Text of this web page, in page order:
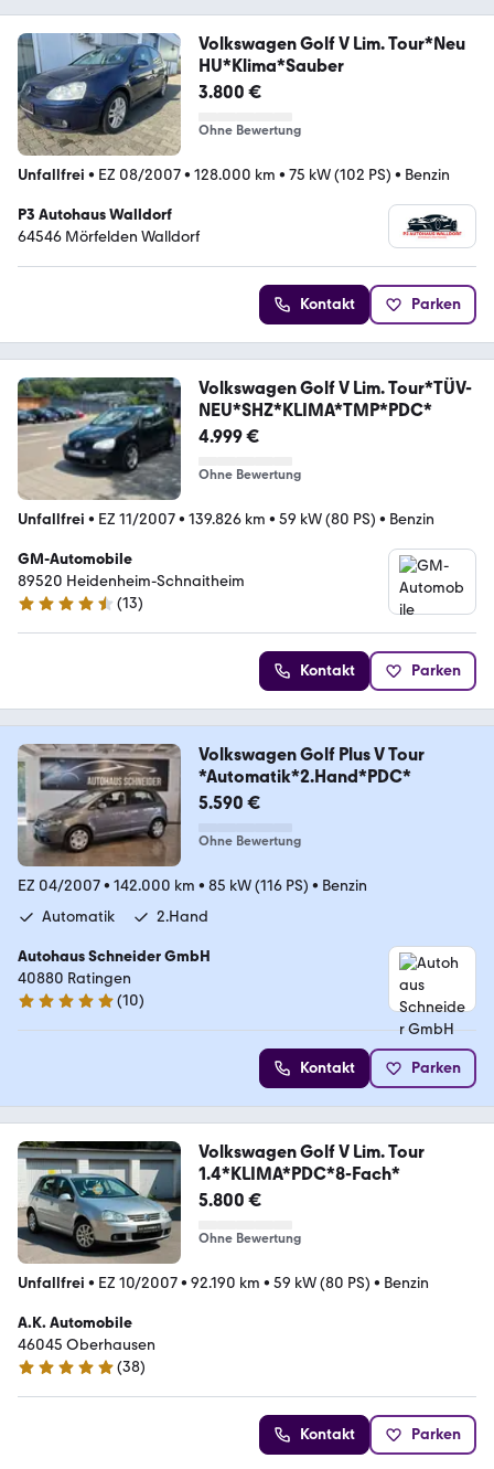
Volkswagen Golf V Lim. Tour*Neu
HU*Klima*Sauber
3.800 €
Ohne Bewertung
Unfallfrei • EZ 08/2007• 128.000 km • 75 kW (102 PS) • Benzin
P3 Autohaus Walldorf
64546 Mörfelden Walldorf
Kontakt Parken
Volkswagen Golf V Lim. Tour*TÜV-
NEU*SHZ*KLIMA*TMP*PDC*
4.999 €
Ohne Bewertung
Unfallfrei • EZ 11/2007• 139.826 km • 59 kW (80 PS) • Benzin
GM-Automobile
89520 Heidenheim-Schnaitheim
4.7 Sterne
(13)
Kontakt Parken
Volkswagen Golf Plus V Tour
*Automatik*2.Hand*PDC*
5.590 €
Ohne Bewertung
EZ 04/2007• 142.000 km • 85 kW (116 PS) • Benzin
Automatik
2.Hand
Autohaus Schneider GmbH
40880 Ratingen
5 Sterne
(10)
Kontakt Parken
Volkswagen Golf V Lim. Tour
1.4*KLIMA*PDC*8-Fach*
5.800 €
Ohne Bewertung
Unfallfrei • EZ 10/2007• 92.190 km • 59 kW (80 PS) • Benzin
A.K. Automobile
46045 Oberhausen
5 Sterne
(38)
Kontakt Parken